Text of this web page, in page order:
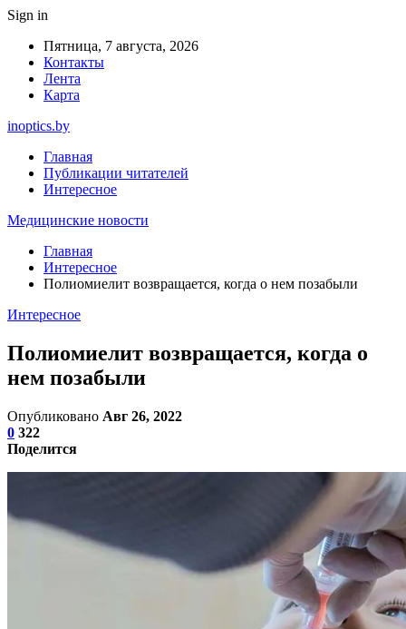
Sign in
Пятница, 7 августа, 2026
Контакты
Лента
Карта
inoptics.by
Главная
Публикации читателей
Интересное
Медицинские новости
Главная
Интересное
Полиомиелит возвращается, когда о нем позабыли
Интересное
Полиомиелит возвращается, когда о
нем позабыли
Опубликовано Авг 26, 2022
0 322
Поделится